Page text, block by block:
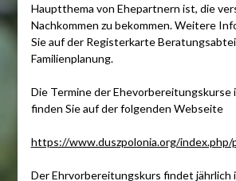
Hauptthema von Ehepartnern ist, die
Nachkommen zu bekommen. Weitere
Sie auf der Registerkarte
Familienplanung.
Die Termine der Ehevorbereitungskurse
finden Sie auf der folgenden Webseite
https://www.duszpolonia.org/index.php/
Der Ehrvorbereitungskurs findet jährlich